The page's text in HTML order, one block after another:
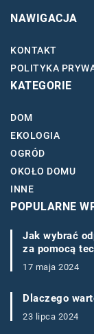
NAWIGACJA
KONTAKT
POLITYKA
KATEGORIE
DOM
EKOLOGIA
OGRÓD
OKOŁO DOMU
INNE
POPULARNE
Jak wybrać
za pomocą
17 maja 2024
Dlaczego
23 lipca 2024